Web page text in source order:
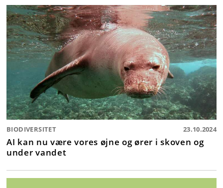
BIODIVERSITET 23.10.2024
AI kan nu være vores øjne og ører i skoven og
under vandet